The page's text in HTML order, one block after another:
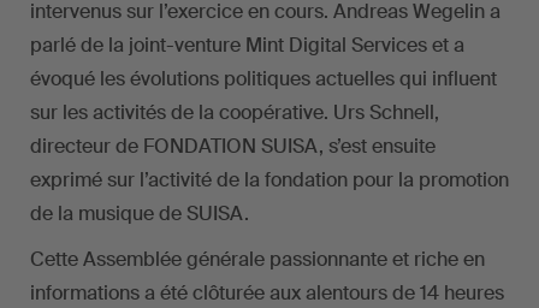
intervenus sur l’exercice en cours. Andreas Wegelin a
parlé de la joint-venture Mint Digital Services et a
évoqué les évolutions politiques actuelles qui influent
sur les activités de la coopérative. Urs Schnell,
directeur de FONDATION SUISA, s’est ensuite
exprimé sur l’activité de la fondation pour la promotion
de la musique de SUISA.
Cette Assemblée générale passionnante et riche en
informations a été clôturée aux alentours de 14 heures